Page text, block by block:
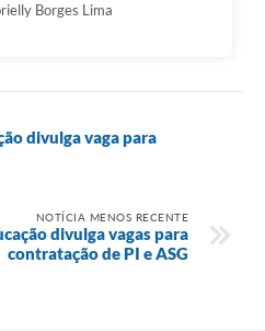
Borges Lima
divulga vaga para
NOTÍCIA MENOS RECENTE
divulga vagas para
contratação de PI e ASG